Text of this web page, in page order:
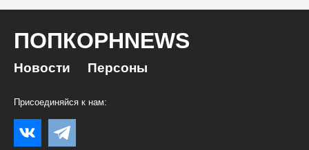
ПОПКОРНNEWS
Новости Персоны
Присоединяйся к нам: